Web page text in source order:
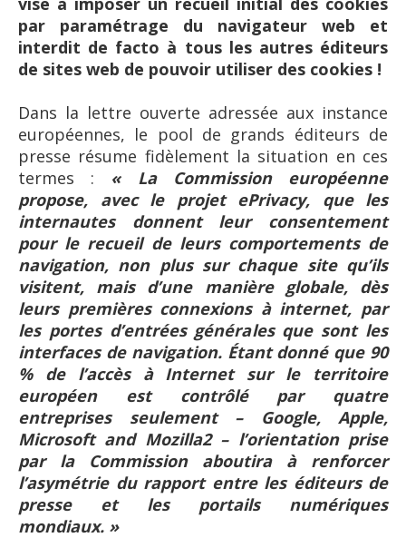
par paramétrage du navigateur web et
interdit de facto à tous les autres éditeurs
de sites web de pouvoir utiliser des cookies !
Dans la lettre ouverte adressée aux instance
européennes, le pool de grands éditeurs de
presse résume fidèlement la situation en ces
termes : « La Commission européenne
propose, avec le projet ePrivacy, que les
internautes donnent leur consentement
pour le recueil de leurs comportements de
navigation, non plus sur chaque site qu’ils
visitent, mais d’une manière globale, dès
leurs premières connexions à internet, par
les portes d’entrées générales que sont les
interfaces de navigation. Étant donné que 90
% de l’accès à Internet sur le territoire
européen est contrôlé par quatre
entreprises seulement – Google, Apple,
Microsoft and Mozilla2 – l’orientation prise
par la Commission aboutira à renforcer
l’asymétrie du rapport entre les éditeurs de
presse et les portails numériques
mondiaux. »